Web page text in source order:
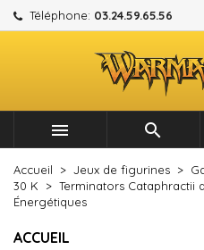
Téléphone: 03.24.59.65.56
 
Accueil Jeux de figurines
30 K
Terminators Cataphractii
Énergétiques
ACCUEIL
Mes listes
Créer une nouvelle liste
Créer une liste
Nom de la liste d'envies
Annuler
Connexion
Vous devez être connecté
votre liste d'envies.